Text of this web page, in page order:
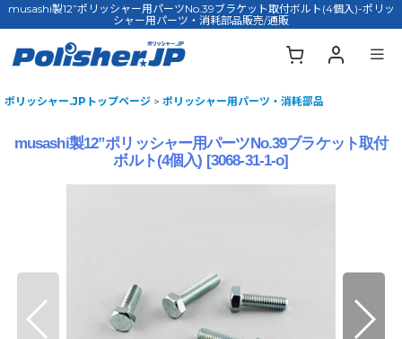
musashi製12”ポリッシャー用パーツNo.39ブラケット取付ボルト(4個入)-ポリッ
シャー用パーツ・消耗部品販売/通販
ポリッシャー.JPトップページ > ポリッシャー用パーツ・消耗部品
musashi製12”ポリッシャー用パーツNo.39ブラケット取付
ボルト(4個入) [3068-31-1-o]